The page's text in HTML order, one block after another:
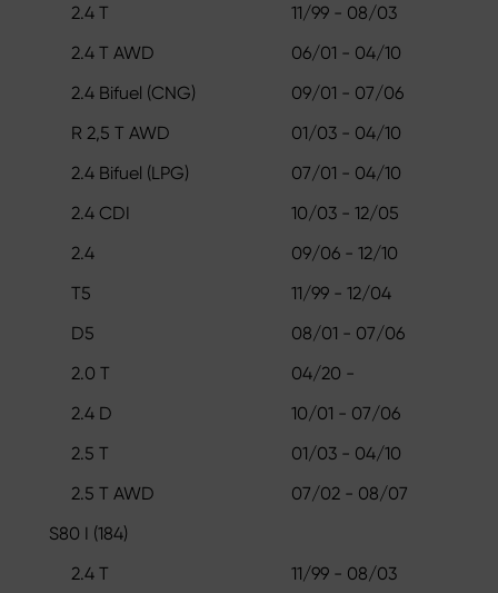
2.4 T
11/99 - 08/03
2.4 T AWD
06/01 - 04/10
2.4 Bifuel (CNG)
09/01 - 07/06
R 2,5 T AWD
01/03 - 04/10
2.4 Bifuel (LPG)
07/01 - 04/10
2.4 CDI
10/03 - 12/05
2.4
09/06 - 12/10
T5
11/99 - 12/04
D5
08/01 - 07/06
2.0 T
04/20 -
2.4 D
10/01 - 07/06
2.5 T
01/03 - 04/10
2.5 T AWD
07/02 - 08/07
S80 I (184)
2.4 T
11/99 - 08/03